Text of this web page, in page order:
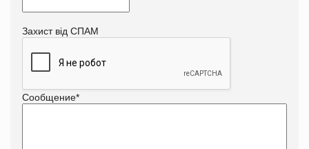
Захист від СПАМ
Сообщение*